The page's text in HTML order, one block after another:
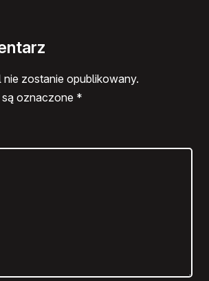
nie zostanie opublikowany.
oznaczone *